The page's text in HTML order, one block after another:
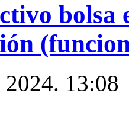
2024. 13:08